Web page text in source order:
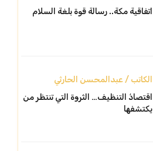
اتفاقية مكة.. رسالة قوة بلغة السلام
الكاتب / عبدالمحسن الحارثي
اقتصادُ التنظيف… الثروة التي تنتظر من
يكتشفها